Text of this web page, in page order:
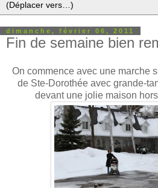
dimanche, février 06, 2011
Fin de semaine bien
On commence avec une marche
de Ste-Dorothée avec grande-
devant une jolie maison